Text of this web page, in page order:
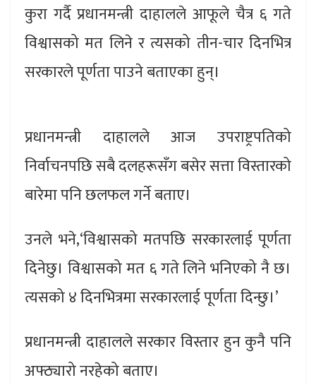
कुरा गर्दै प्रधानमन्त्री दाहालले आफूले चैत्र ६ गते
विश्वासको मत लिने र त्यसको तीन-चार दिनभित्र
सरकारले पूर्णता पाउने बताएका हुन्।
प्रधानमन्त्री दाहालले आज उपराष्ट्रपतिको
निर्वाचनपछि सबै दलहरूसँग बसेर सत्ता विस्तारको
बारेमा पनि छलफल गर्ने बताए।
उनले भने,‘विश्वासको मतपछि सरकारलाई पूर्णता
दिनेछु। विश्वासको मत ६ गते लिने भनिएको नै छ।
त्यसको ४ दिनभित्रमा सरकारलाई पूर्णता दिन्छु।’
प्रधानमन्त्री दाहालले सरकार विस्तार हुन कुनै पनि
अफ्ठ्यारो नरहेको बताए।